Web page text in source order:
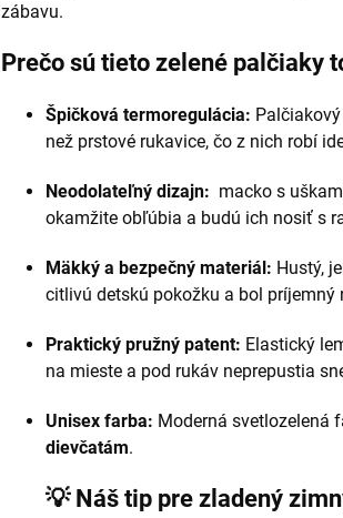
zábavu.
Prečo sú tieto zelené palčiaky
Špičková termoregulácia:
než prstové rukavice, čo z nich robí
Neodolateľný dizajn: macko s
okamžite obľúbia a budú ich nosiť s
Mäkký a bezpečný materiál: Hustý,
citlivú detskú pokožku a bol príjemný
Praktický pružný patent: Elastický
na mieste a pod rukáv neprepustia
Unisex farba: Moderná svetlozelená
dievčatám.
💡 Náš tip pre zladený